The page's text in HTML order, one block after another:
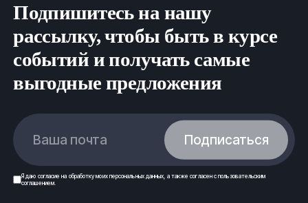
Подпишитесь на нашу
рассылку, чтобы быть в курсе
событий и получать самые
выгодные предложения
Ваша почта Подписаться
Я даю согласие на обработку моих персональных данных, а также согласен спользовательским
соглашением.